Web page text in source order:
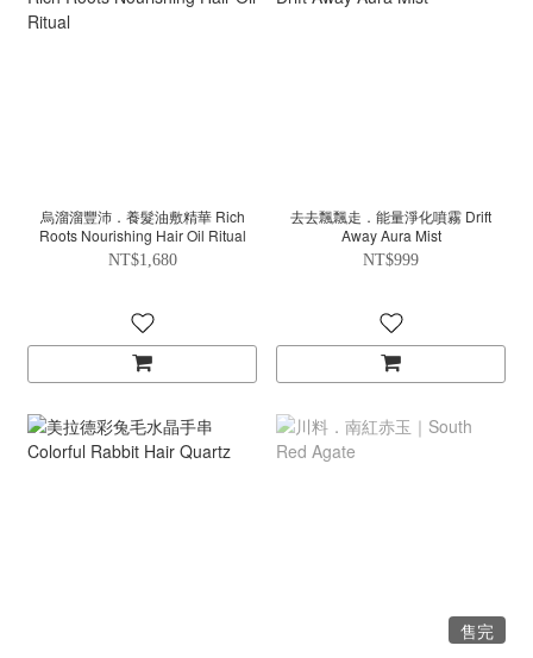
烏溜溜豐沛．養髮油敷精華 Rich
Roots Nourishing Hair Oil Ritual
NT$1,680
去去飄飄走．能量淨化噴霧 Drift
Away Aura Mist
NT$999
售完